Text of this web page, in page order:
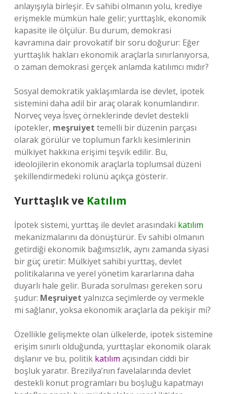
anlayışıyla birleşir. Ev sahibi olmanın yolu, krediye
erişmekle mümkün hale gelir; yurttaşlık, ekonomik
kapasite ile ölçülür. Bu durum, demokrasi
kavramına dair provokatif bir soru doğurur: Eğer
yurttaşlık hakları ekonomik araçlarla sınırlanıyorsa,
o zaman demokrasi gerçek anlamda katılımcı mıdır?
Sosyal demokratik yaklaşımlarda ise devlet, ipotek
sistemini daha adil bir araç olarak konumlandırır.
Norveç veya İsveç örneklerinde devlet destekli
ipotekler, meşruiyet temelli bir düzenin parçası
olarak görülür ve toplumun farklı kesimlerinin
mülkiyet hakkına erişimi teşvik edilir. Bu,
ideolojilerin ekonomik araçlarla toplumsal düzeni
şekillendirmedeki rolünü açıkça gösterir.
Yurttaşlık ve Katılım
İpotek sistemi, yurttaş ile devlet arasındaki katılım
mekanizmalarını da dönüştürür. Ev sahibi olmanın
getirdiği ekonomik bağımsızlık, aynı zamanda siyasi
bir güç üretir: Mülkiyet sahibi yurttaş, devlet
politikalarına ve yerel yönetim kararlarına daha
duyarlı hale gelir. Burada sorulması gereken soru
şudur: Meşruiyet yalnızca seçimlerde oy vermekle
mi sağlanır, yoksa ekonomik araçlarla da pekişir mi?
Özellikle gelişmekte olan ülkelerde, ipotek sistemine
erişim sınırlı olduğunda, yurttaşlar ekonomik olarak
dışlanır ve bu, politik katılım açısından ciddi bir
boşluk yaratır. Brezilya’nın favelalarında devlet
destekli konut programları bu boşluğu kapatmayı